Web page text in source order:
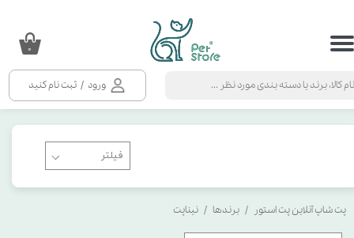
ورود / ثبت نام کنید
حساب کاربری من
سفارشات
۰
پت شاپ آنلاین پت استور برندها نیناپت